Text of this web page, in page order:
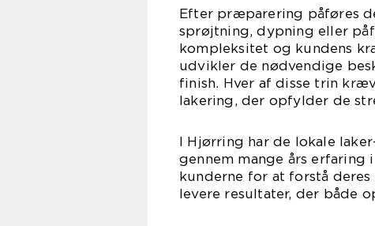
Efter præparering påføres
sprøjtning, dypning eller
kompleksitet og kundens
udvikler de nødvendige
finish. Hver af disse trin
lakering, der opfylder de
I Hjørring har de lokale
gennem mange års erfaring
kunderne for at forstå
levere resultater, der både